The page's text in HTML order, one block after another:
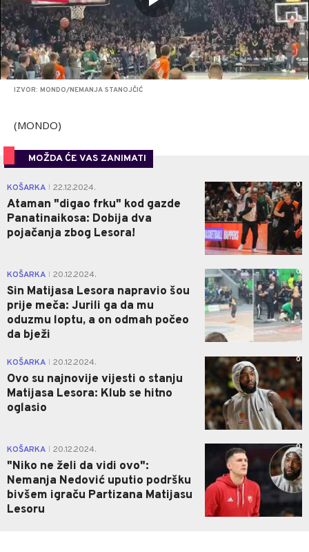
IZVOR: MONDO/NEMANJA STANOJČIĆ
(MONDO)
MOŽDA ĆE VAS ZANIMATI
KOŠARKA 22.12.2024.
Ataman "digao frku" kod gazde
Panatinaikosa: Dobija dva
pojačanja zbog Lesora!
0
KOŠARKA 20.12.2024.
Sin Matijasa Lesora napravio šou
prije meča: Jurili ga da mu
oduzmu loptu, a on odmah počeo
da bježi
0
KOŠARKA 20.12.2024.
Ovo su najnovije vijesti o stanju
Matijasa Lesora: Klub se hitno
oglasio
0
KOŠARKA 20.12.2024.
"Niko ne želi da vidi ovo":
Nemanja Nedović uputio podršku
bivšem igraču Partizana Matijasu
Lesoru
0